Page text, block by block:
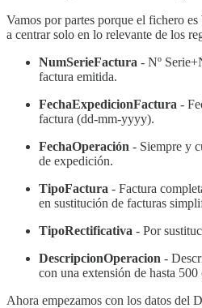
Vamos por partes porque el fichero
a centrar solo en lo relevante de los
NumSerieFactura - Nº
factura emitida.
FechaExpedicionFactura -
factura (dd-mm-yyyy).
FechaOperación - Siempre y
de expedición.
TipoFactura - Factura
en sustitución de facturas
TipoRectificativa - Por
DescripcionOperacion -
con una extensión de hasta 500
Ahora empezamos con los datos del